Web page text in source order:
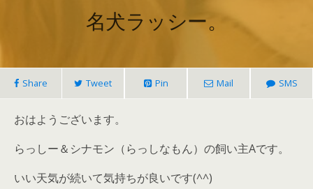
名犬ラッシー。
Share Tweet Pin Mail SMS
おはようございます。
らっしー＆シナモン（らっしなもん）の飼い主Aです。
いい天気が続いて気持ちが良いです(^^)